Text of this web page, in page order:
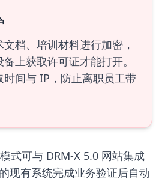
档、培训材料进行加密，
上获取许可证才能打开。
间与 IP，防止离职员工带
式可与 DRM-X 5.0 网站集成
现有系统完成业务验证后自动